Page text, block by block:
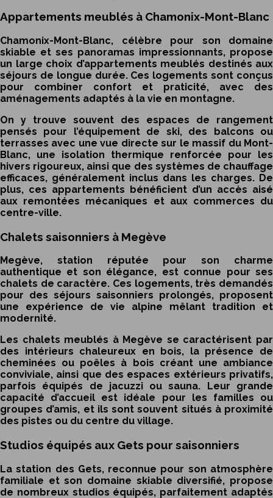
Appartements meublés à Chamonix-Mont-Blanc
Chamonix-Mont-Blanc, célèbre pour son domaine
skiable et ses panoramas impressionnants, propose
un large choix d’appartements meublés destinés aux
séjours de longue durée. Ces logements sont conçus
pour combiner confort et praticité, avec des
aménagements adaptés à la vie en montagne.
On y trouve souvent des espaces de rangement
pensés pour l’équipement de ski, des balcons ou
terrasses avec une vue directe sur le massif du Mont-
Blanc, une isolation thermique renforcée pour les
hivers rigoureux, ainsi que des systèmes de chauffage
efficaces, généralement inclus dans les charges. De
plus, ces appartements bénéficient d’un accès aisé
aux remontées mécaniques et aux commerces du
centre-ville.
Chalets saisonniers à Megève
Megève, station réputée pour son charme
authentique et son élégance, est connue pour ses
chalets de caractère. Ces logements, très demandés
pour des séjours saisonniers prolongés, proposent
une expérience de vie alpine mêlant tradition et
modernité.
Les chalets meublés à Megève se caractérisent par
des intérieurs chaleureux en bois, la présence de
cheminées ou poêles à bois créant une ambiance
conviviale, ainsi que des espaces extérieurs privatifs,
parfois équipés de jacuzzi ou sauna. Leur grande
capacité d’accueil est idéale pour les familles ou
groupes d’amis, et ils sont souvent situés à proximité
des pistes ou du centre du village.
Studios équipés aux Gets pour saisonniers
La station des Gets, reconnue pour son atmosphère
familiale et son domaine skiable diversifié, propose
de nombreux studios équipés, parfaitement adaptés